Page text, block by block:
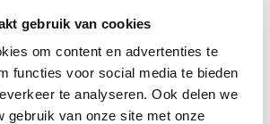
gebruik van cookies
om content en advertenties te
functies voor social media te bieden
te analyseren. Ook delen we
gebruik van onze site met onze
Benieuwd naar de werkagenda voor
Download ‘mhier.